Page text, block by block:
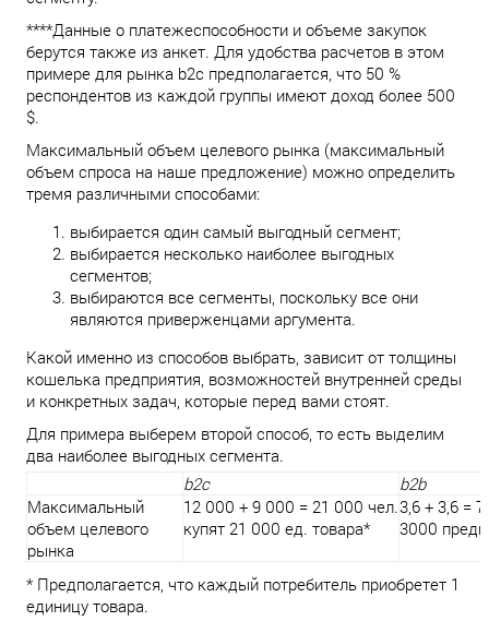
****Данные о платежеспособности и объеме закупок
берутся также из анкет. Для удобства расчетов в этом
примере для рынка b2c предполагается, что 50 %
респондентов из каждой группы имеют доход более 500
$.
Максимальный объем целевого рынка (максимальный
объем спроса на наше предложение) можно определить
тремя различными способами:
выбирается один самый выгодный сегмент;
выбирается несколько наиболее выгодных
сегментов;
выбираются все сегменты, поскольку все они
являются приверженцами аргумента.
Какой именно из способов выбрать, зависит от толщины
кошелька предприятия, возможностей внутренней среды
и конкретных задач, которые перед вами стоят.
Для примера выберем второй способ, то есть выделим
два наиболее выгодных сегмента.
b2с
b2b
Максимальный
объем целевого
рынка
12 000 + 9 000 = 21 000 чел.
купят 21 000 ед. товара*
3,6 + 3,6 =
3000
* Предполагается, что каждый потребитель приобретет 1
единицу товара.